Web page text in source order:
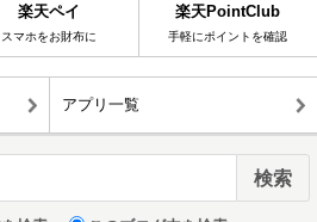
楽天ペイ
スマホをお財布に
楽天PointClub
手軽にポイントを確認
アプリ一覧